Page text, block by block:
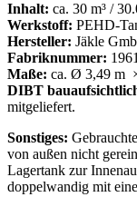
Inhalt: ca. 30 m³ /
Werkstoff: PEHD-
Hersteller: Jäkle
Fabriknummer:
Maße: ca. Ø 3,49 m
DIBT
mitgeliefert.
Sonstiges:
von außen nicht
Lagertank zur
doppelwandig mit